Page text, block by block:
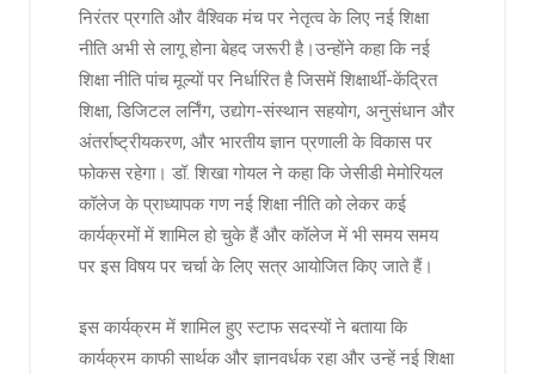
निरंतर प्रगति और वैश्विक मंच पर नेतृत्व के लिए नई शिक्षा
नीति अभी से लागू होना बेहद जरूरी है।उन्होंने कहा कि नई
शिक्षा नीति पांच मूल्यों पर निर्धारित है जिसमें शिक्षार्थी-केंद्रित
शिक्षा, डिजिटल लर्निंग, उद्योग-संस्थान सहयोग, अनुसंधान और
अंतर्राष्ट्रीयकरण, और भारतीय ज्ञान प्रणाली के विकास पर
फोकस रहेगा। डॉ. शिखा गोयल ने कहा कि जेसीडी मेमोरियल
कॉलेज के प्राध्यापक गण नई शिक्षा नीति को लेकर कई
कार्यक्रमों में शामिल हो चुके हैं और कॉलेज में भी समय समय
पर इस विषय पर चर्चा के लिए सत्र आयोजित किए जाते हैं।
इस कार्यक्रम में शामिल हुए स्टाफ सदस्यों ने बताया कि
कार्यक्रम काफी सार्थक और ज्ञानवर्धक रहा और उन्हें नई शिक्षा